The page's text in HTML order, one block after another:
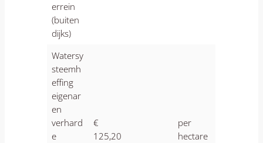
errein
(buiten
dijks)
Watersy
steemh
effing
eigenar
en
verhard
e
€
125,20
per
hectare